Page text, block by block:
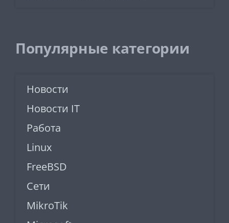
Популярные категории
Новости
Новости IT
Работа
Linux
FreeBSD
Сети
MikroTik